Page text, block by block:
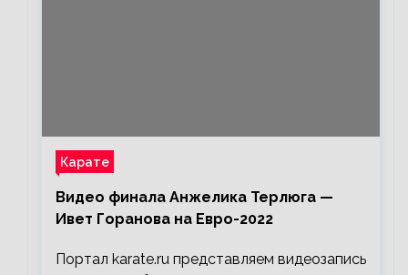
Карате
Видео финала Анжелика Терлюга —
Ивет Горанова на Евро-2022
Портал karate.ru представляем видеозапись